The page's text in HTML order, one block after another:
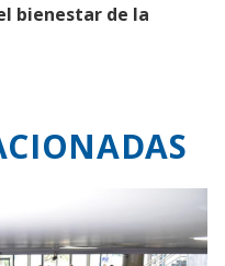
bienestar de la